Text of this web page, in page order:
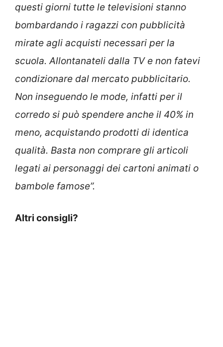
questi giorni tutte le televisioni stanno
bombardando i ragazzi con pubblicità
mirate agli acquisti necessari per la
scuola. Allontanateli dalla TV e non fatevi
condizionare dal mercato pubblicitario.
Non inseguendo le mode, infatti per il
corredo si può spendere anche il 40% in
meno, acquistando prodotti di identica
qualità. Basta non comprare gli articoli
legati ai personaggi dei cartoni animati o
bambole famose”.
Altri consigli?